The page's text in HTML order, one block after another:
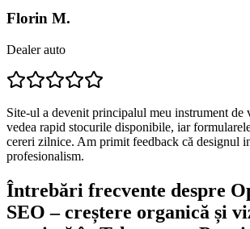
Florin M.
Dealer auto
Site-ul a devenit principalul meu instrument de
vedea rapid stocurile disponibile, iar
cereri zilnice. Am primit feedback că designul
profesionalism.
Întrebări frecvente despre
SEO – creștere organică și